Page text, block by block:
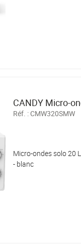
CANDY Micro-
Réf. :CMW320SMW
Micro-ondes solo 20
- blanc